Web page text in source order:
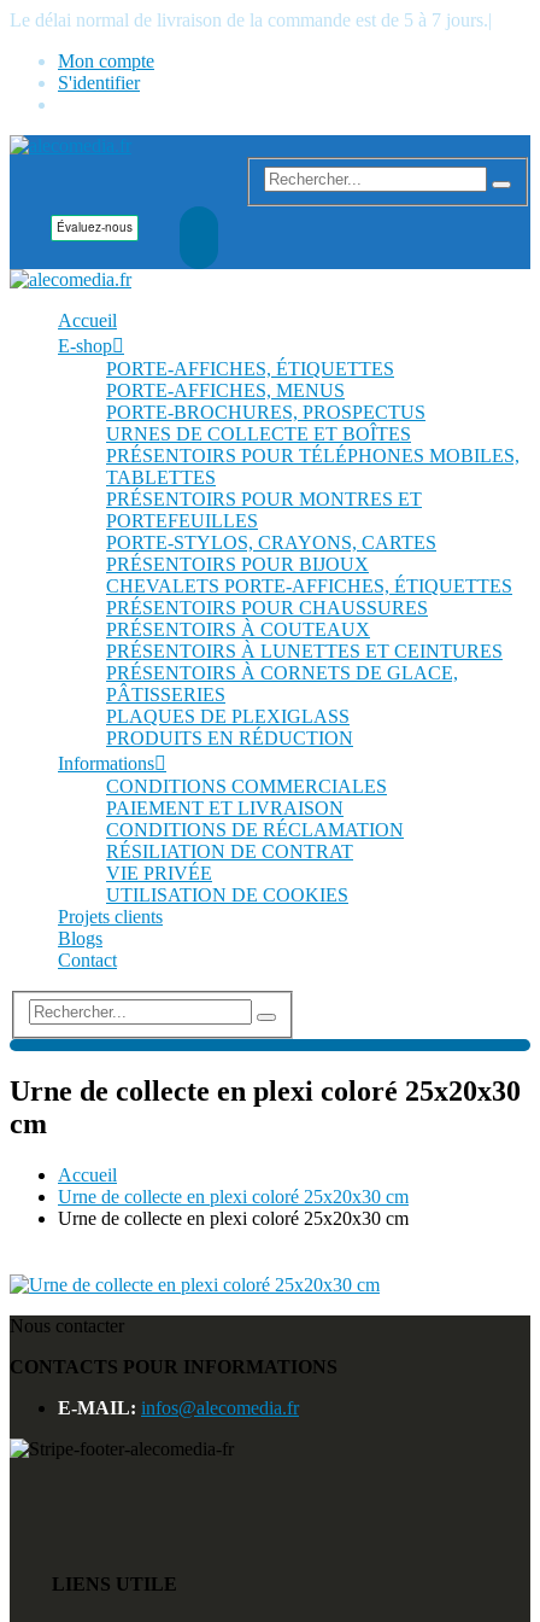
Le délai normal de livraison de la commande est de 5 à 7 jours.|
Mon compte
S'identifier
Accueil
E-shop
PORTE-AFFICHES, ÉTIQUETTES
PORTE-AFFICHES, MENUS
PORTE-BROCHURES, PROSPECTUS
URNES DE COLLECTE ET BOÎTES
PRÉSENTOIRS POUR TÉLÉPHONES MOBILES,
TABLETTES
PRÉSENTOIRS POUR MONTRES ET
PORTEFEUILLES
PORTE-STYLOS, CRAYONS, CARTES
PRÉSENTOIRS POUR BIJOUX
CHEVALETS PORTE-AFFICHES, ÉTIQUETTES
PRÉSENTOIRS POUR CHAUSSURES
PRÉSENTOIRS À COUTEAUX
PRÉSENTOIRS À LUNETTES ET CEINTURES
PRÉSENTOIRS À CORNETS DE GLACE,
PÂTISSERIES
PLAQUES DE PLEXIGLASS
PRODUITS EN RÉDUCTION
Informations
CONDITIONS COMMERCIALES
PAIEMENT ET LIVRAISON
CONDITIONS DE RÉCLAMATION
RÉSILIATION DE CONTRAT
VIE PRIVÉE
UTILISATION DE COOKIES
Projets clients
Blogs
Contact
Urne de collecte en plexi coloré 25x20x30
cm
Accueil
Urne de collecte en plexi coloré 25x20x30 cm
Urne de collecte en plexi coloré 25x20x30 cm
Nous contacter
CONTACTS POUR INFORMATIONS
E-MAIL: infos@alecomedia.fr
LIENS UTILE